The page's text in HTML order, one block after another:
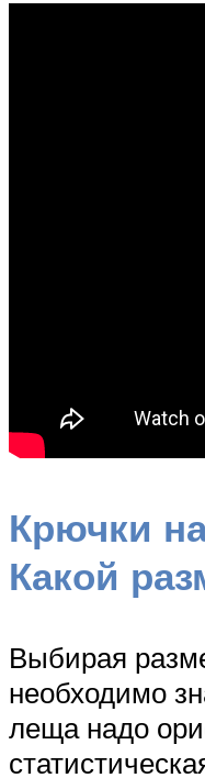
Крючки
Какой
Выбирая
необходимо
леща надо